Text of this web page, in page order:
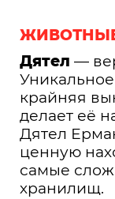
Дятел —
крайняя
делает её
Дятел
ценную
самые
хранилищ.